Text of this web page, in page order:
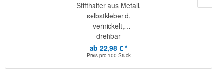
Stifthalter aus Metall,
selbstklebend,
vernickelt,
drehbar
ab 22,98 € *
Preis pro 100 Stück